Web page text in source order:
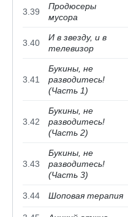
3.39
Продюсеры
мусора
3.40
И в звезду, и в
телевизор
3.41
Букины, не
разводитесь!
(Часть 1)
3.42
Букины, не
разводитесь!
(Часть 2)
3.43
Букины, не
разводитесь!
(Часть 3)
3.44 Шоповая терапия